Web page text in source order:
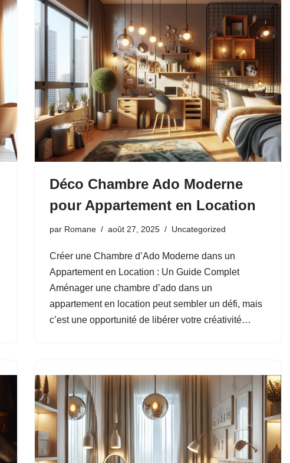
Déco Chambre Ado Moderne
pour Appartement en Location
par Romane août 27, 2025 Uncategorized
Créer une Chambre d’Ado Moderne dans un
Appartement en Location : Un Guide Complet
Aménager une chambre d’ado dans un
appartement en location peut sembler un défi, mais
c’est une opportunité de libérer votre créativité…